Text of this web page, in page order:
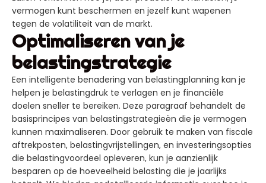
vermogen kunt beschermen en jezelf kunt wapenen
tegen de volatiliteit van de markt.
Optimaliseren van je
belastingstrategie
Een intelligente benadering van belastingplanning kan je
helpen je belastingdruk te verlagen en je financiële
doelen sneller te bereiken. Deze paragraaf behandelt de
basisprincipes van belastingstrategieën die je vermogen
kunnen maximaliseren. Door gebruik te maken van fiscale
aftrekposten, belastingvrijstellingen, en investeringsopties
die belastingvoordeel opleveren, kun je aanzienlijk
besparen op de hoeveelheid belasting die je jaarlijks